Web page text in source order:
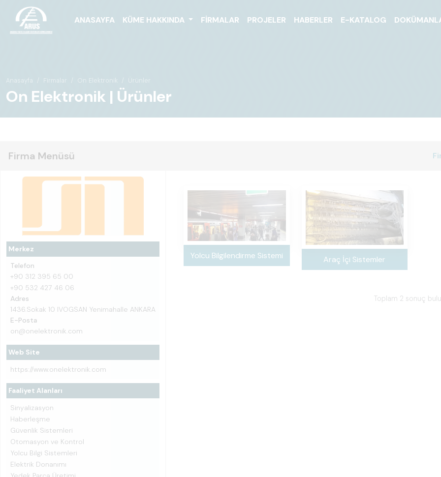
ANASAYFA KÜME HAKKINDA FIRMALAR PROJELER HABERLER E-KATALOG
Anasayfa Firmalar On Elektronik Ürünler
On Elektronik | Ürünler
Firma Menüsü
Merkez
Telefon
+90 312 395 65 00
+90 532 427 46 06
Adres
1436.Sokak 10 IVOGSAN Yenimahalle ANKARA
E-Posta
on@onelektronik.com
Web Site
https://www.onelektronik.com
Faaliyet Alanları
Sinyalizasyon
Haberleşme
Güvenlik Sistemleri
Otomasyon ve Kontrol
Yolcu Bilgi Sistemleri
Elektrik Donanımı
Yolcu Bilgilendirme Sistemi Araç İçi Sistemler
Toplam 2 sonuç